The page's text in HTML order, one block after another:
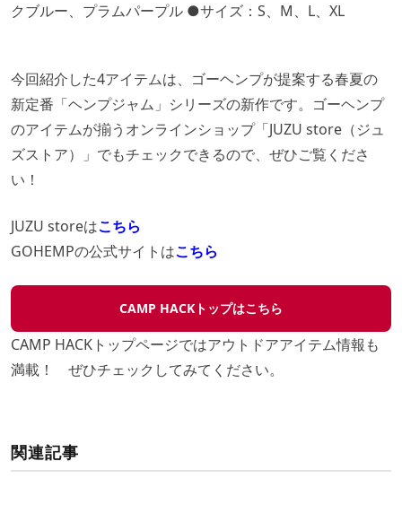
クブルー、プラムパープル ●サイズ：S、M、L、XL
今回紹介した4アイテムは、ゴーヘンプが提案する春夏の
新定番「ヘンプジャム」シリーズの新作です。ゴーヘンプ
のアイテムが揃うオンラインショップ「JUZU store（ジュ
ズストア）」でもチェックできるので、ぜひご覧くださ
い！
JUZU storeはこちら
GOHEMPの公式サイトはこちら
CAMP HACKトップはこちら
CAMP HACKトップページではアウトドアアイテム情報も
満載！ ぜひチェックしてみてください。
関連記事